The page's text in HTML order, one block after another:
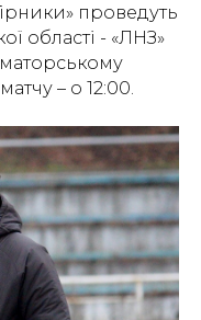
проведуть
області - «ЛНЗ»
– о 12:00.